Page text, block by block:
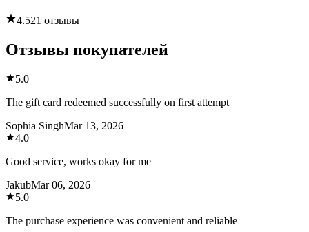
4.521 отзывы
Отзывы покупателей
5.0
The gift card redeemed successfully on first attempt
Sophia SinghMar 13, 2026
4.0
Good service, works okay for me
JakubMar 06, 2026
5.0
The purchase experience was convenient and reliable